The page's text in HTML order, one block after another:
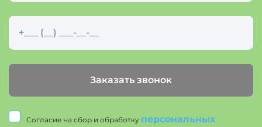
Заказать звонок
Согласие на сбор и обработку персональных